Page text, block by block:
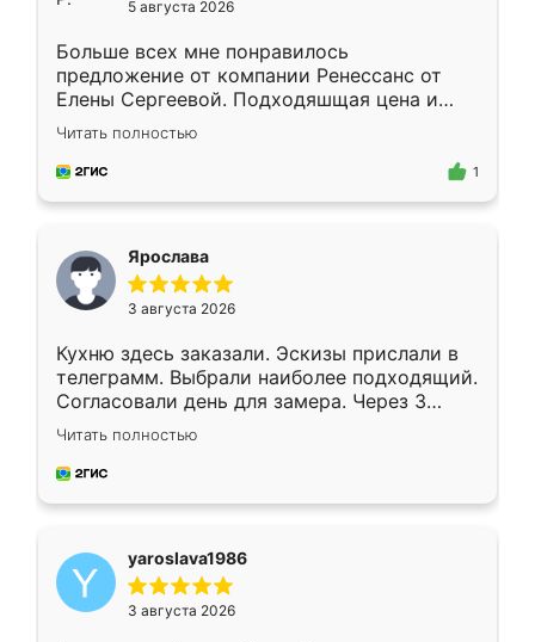
5 августа 2026
Больше всех мне понравилось
предложение от компании Ренессанс от
Елены Сергеевой. Подходяшщая цена и
короткие сроки изготовления. Приехавший
для замера сотрудник Владислав
предложил по моему эскизу самый
Читать полностью
1
Ярослава
3 августа 2026
Кухню здесь заказали. Эскизы прислали в
телеграмм. Выбрали наиболее подходящий.
Согласовали день для замера. Через 3
недели кухня была уже готова. Остались
довольны работой. Спасибо Ренессанс
мебель за качественную работу!
Читать полностью
yaroslava1986
3 августа 2026